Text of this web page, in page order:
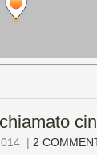
| 2